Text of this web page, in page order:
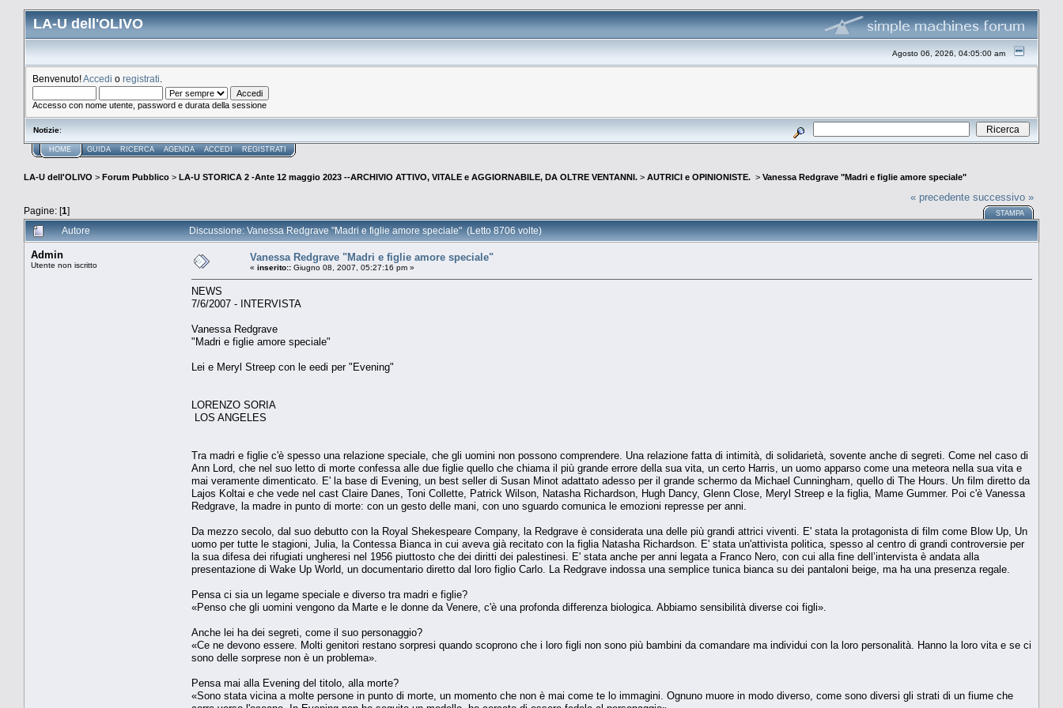
LA-U dell'OLIVO
Agosto 06, 2026, 04:05:00 am
Benvenuto!Accedi o registrati
Accesso con nome utente, password e durata della sessione
Notizie:
HOME GUIDA RICERCA AGENDA ACCEDI REGISTRATI
LA-U dell'OLIVO > Forum Pubblico > LA-U STORICA 2 -Ante 12 maggio 2023 --ARCHIVIO ATTIVO, VITALE e AGGIORNABILE, DA OLTRE VENTANNI. > AUTRICI e OPINIONISTE. > Vanessa Redgrave "Madri e figlie amore speciale"
Pagine: [1]
« precedente successivo »
STAMPA
Autore Discussione: Vanessa Redgrave "Madri e figlie amore speciale" (Letto 8706 volte)
Admin
Utente non iscritto
Vanessa Redgrave "Madri e figlie amore speciale"
« inserito:: Giugno 08, 2007, 05:27:16 pm »
NEWS
7/6/2007 - INTERVISTA
Vanessa Redgrave
"Madri e figlie amore speciale"
Lei e Meryl Streep con le eedi per "Evening"
LORENZO SORIA
LOS ANGELES
Tra madri e figlie c'è spesso una relazione speciale, che gli uomini non possono comprendere. Una relazione fatta di intimità, di solidarietà, sovente anche di segreti. Come nel caso di
Ann Lord, che nel suo letto di morte confessa alle due figlie quello che chiama il più grande errore della sua vita, un certo Harris, un uomo apparso come una meteora nella sua vita e
mai veramente dimenticato. E' la base di Evening, un best seller di Susan Minot adattato adesso per il grande schermo da Michael Cunningham, quello di The Hours. Un film diretto da
Lajos Koltai e che vede nel cast Claire Danes, Toni Collette, Patrick Wilson, Natasha Richardson, Hugh Dancy, Glenn Close, Meryl Streep e la figlia, Mame Gummer. Poi c'è Vanessa
Redgrave, la madre in punto di morte: con un gesto delle mani, con uno sguardo comunica le emozioni represse per anni.
Da mezzo secolo, dal suo debutto con la Royal Shekespeare Company, la Redgrave è considerata una delle più grandi attrici viventi. E' stata la protagonista di film come Blow Up, Un
uomo per tutte le stagioni, Julia, la Contessa Bianca in cui aveva già recitato con la figlia Natasha Richardson. E' stata un'attivista politica, spesso al centro di grandi controversie per
la sua difesa dei rifugiati ungheresi nel 1956 piuttosto che dei diritti dei palestinesi. E' stata anche per anni legata a Franco Nero, con cui alla fine dell’intervista è andata alla
presentazione di Wake Up World, un documentario diretto dal loro figlio Carlo. La Redgrave indossa una semplice tunica bianca su dei pantaloni beige, ma ha una presenza regale.
Pensa ci sia un legame speciale e diverso tra madri e figlie?
«Penso che gli uomini vengono da Marte e le donne da Venere, c'è una profonda differenza biologica. Abbiamo sensibilità diverse coi figli».
Anche lei ha dei segreti, come il suo personaggio?
«Ce ne devono essere. Molti genitori restano sorpresi quando scoprono che i loro figli non sono più bambini da comandare ma individui con la loro personalità. Hanno la loro vita e se ci
sono delle sorprese non è un problema».
Pensa mai alla Evening del titolo, alla morte?
«Sono stata vicina a molte persone in punto di morte, un momento che non è mai come te lo immagini. Ognuno muore in modo diverso, come sono diversi gli strati di un fiume che